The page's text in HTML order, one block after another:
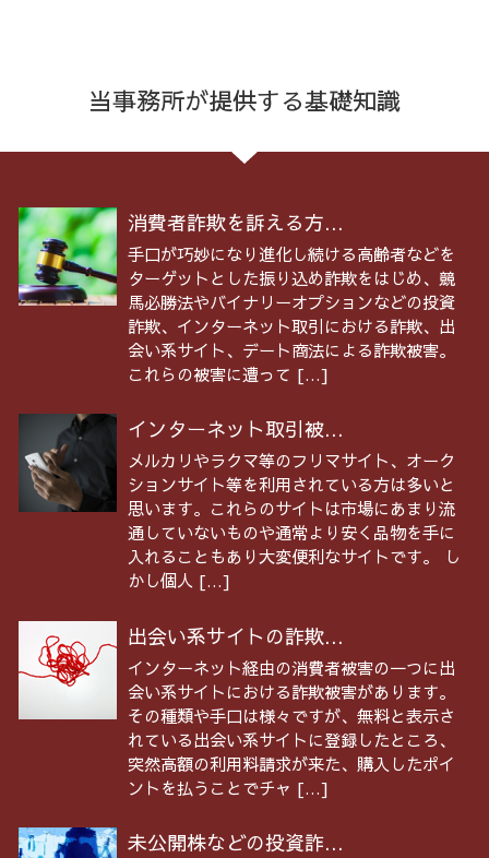
当事務所が提供する基礎知識
消費者詐欺を訴える方...
手口が巧妙になり進化し続ける高齢者などを
ターゲットとした振り込め詐欺をはじめ、競
馬必勝法やバイナリーオプションなどの投資
詐欺、インターネット取引における詐欺、出
会い系サイト、デート商法による詐欺被害。
これらの被害に遭って […]
インターネット取引被...
メルカリやラクマ等のフリマサイト、オーク
ションサイト等を利用されている方は多いと
思います。これらのサイトは市場にあまり流
通していないものや通常より安く品物を手に
入れることもあり大変便利なサイトです。 し
かし個人 […]
出会い系サイトの詐欺...
インターネット経由の消費者被害の一つに出
会い系サイトにおける詐欺被害があります。
その種類や手口は様々ですが、無料と表示さ
れている出会い系サイトに登録したところ、
突然高額の利用料請求が来た、購入したポイ
ントを払うことでチャ […]
未公開株などの投資詐...